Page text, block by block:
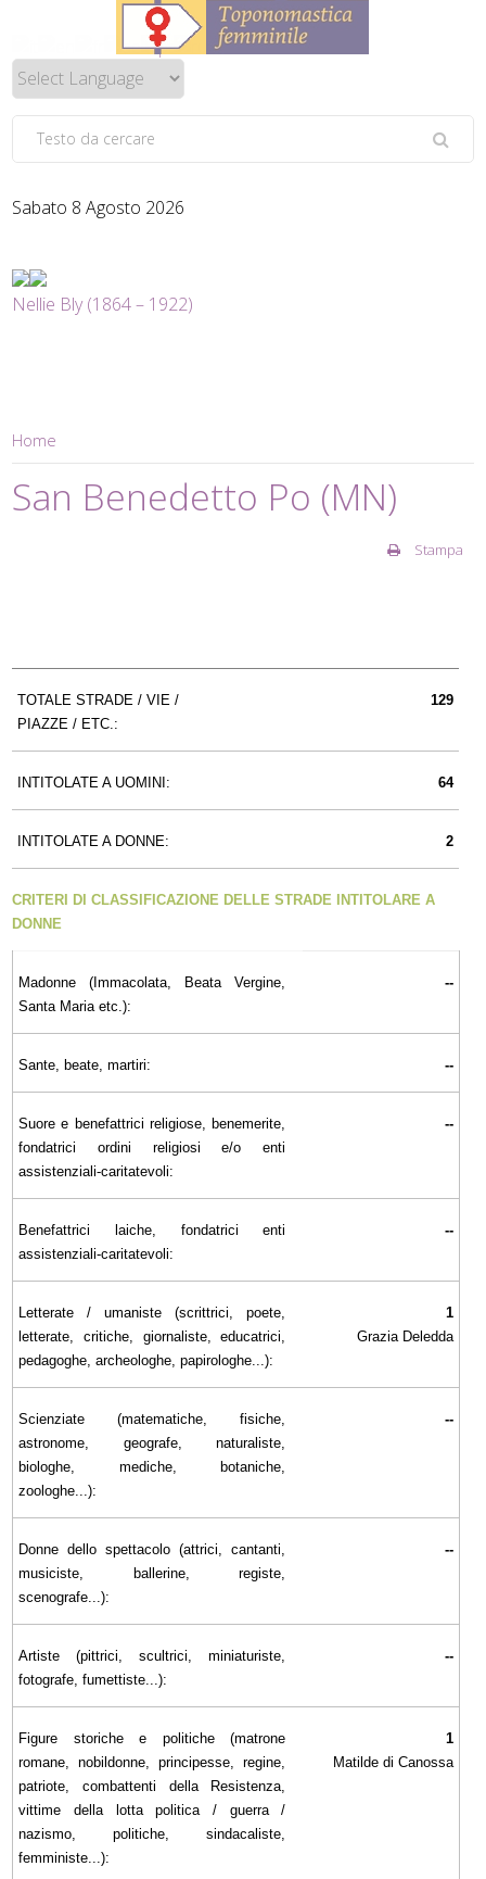
Sabato 8 Agosto 2026
Nellie Bly (1864 – 1922)
Home
San Benedetto Po (MN)
Stampa
TOTALE STRADE / VIE /
PIAZZE / ETC.:
129
INTITOLATE A UOMINI: 64
INTITOLATE A DONNE: 2
CRITERI DI CLASSIFICAZIONE DELLE STRADE INTITOLARE A
DONNE
Madonne (Immacolata, Beata Vergine,
Santa Maria etc.):
--
Sante, beate, martiri: --
Suore e benefattrici religiose, benemerite,
fondatrici ordini religiosi e/o enti
assistenziali-caritatevoli:
--
Benefattrici laiche, fondatrici enti
assistenziali-caritatevoli:
--
Letterate / umaniste (scrittrici, poete,
letterate, critiche, giornaliste, educatrici,
pedagoghe, archeologhe, papirologhe...):
1
Grazia Deledda
Scienziate (matematiche, fisiche,
astronome, geografe, naturaliste,
biologhe, mediche, botaniche,
zoologhe...):
--
Donne dello spettacolo (attrici, cantanti,
musiciste, ballerine, registe,
scenografe...):
--
Artiste (pittrici, scultrici, miniaturiste,
fotografe, fumettiste...):
--
Figure storiche e politiche (matrone
romane, nobildonne, principesse, regine,
patriote, combattenti della Resistenza,
vittime della lotta politica / guerra /
nazismo, politiche, sindacaliste,
femministe...):
1
Matilde di Canossa